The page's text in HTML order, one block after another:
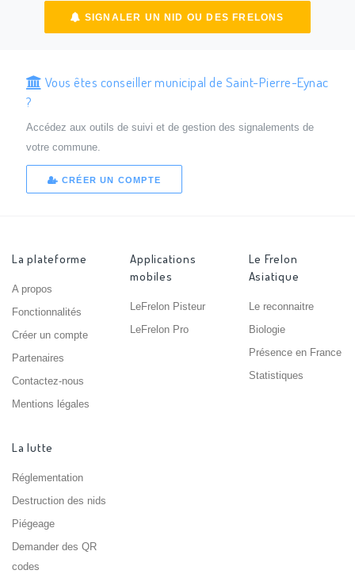
SIGNALER UN NID OU DES FRELONS
Vous êtes conseiller municipal de Saint-Pierre-Eynac
?
Accédez aux outils de suivi et de gestion des signalements de
votre commune.
CRÉER UN COMPTE
La plateforme
A propos
Fonctionnalités
Créer un compte
Partenaires
Contactez-nous
Mentions légales
Applications
mobiles
LeFrelon Pisteur
LeFrelon Pro
Le Frelon
Asiatique
Le reconnaitre
Biologie
Présence en France
Statistiques
La lutte
Réglementation
Destruction des nids
Piégeage
Demander des QR
codes